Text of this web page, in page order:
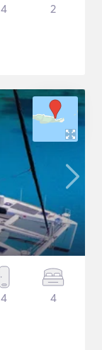
4 2
4 4